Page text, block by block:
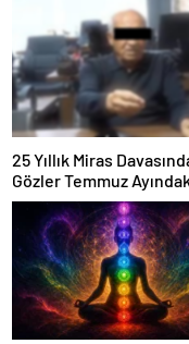
25 Yıllık Miras
Gözler Temmuz
Karar Duruşmasına